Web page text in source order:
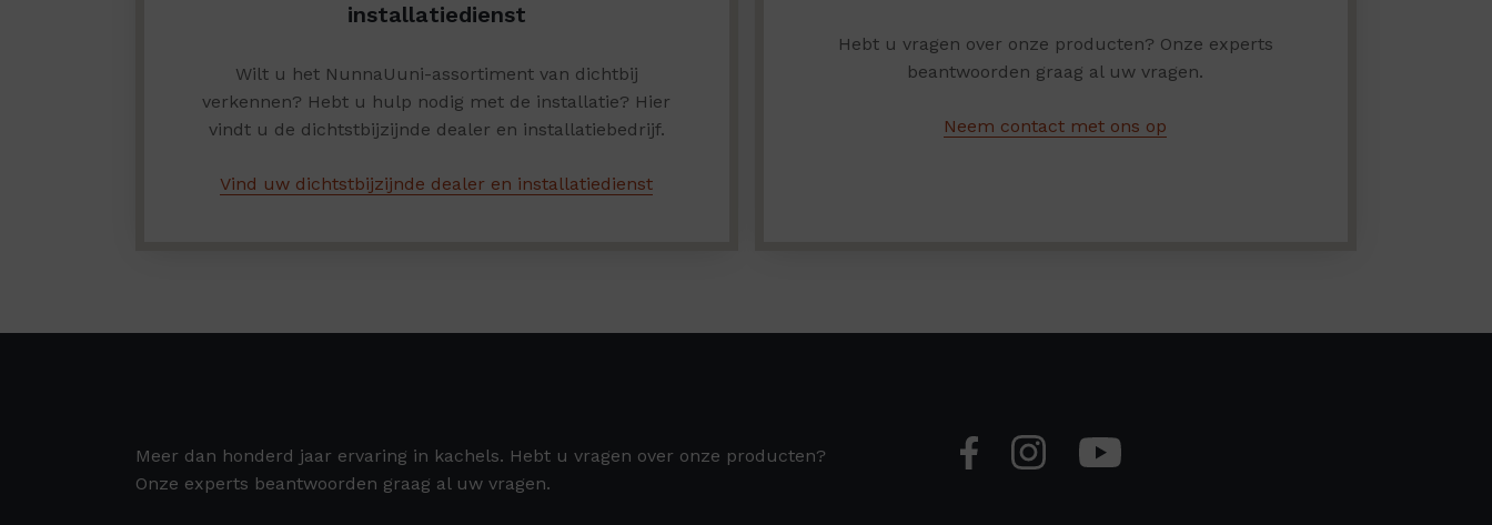
installatiedienst
Wilt u het NunnaUuni-assortiment van dichtbij
verkennen? Hebt u hulp nodig met de installatie? Hier
vindt u de dichtstbijzijnde dealer en installatiebedrijf.
Vind uw dichtstbijzijnde dealer en installatiedienst
Hebt u vragen over onze producten? Onze experts
beantwoorden graag al uw vragen.
Neem contact met ons op
Meer dan honderd jaar ervaring in kachels. Hebt u vragen over onze producten?
Onze experts beantwoorden graag al uw vragen.